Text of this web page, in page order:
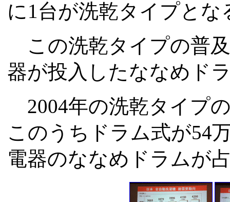
に1台が洗乾タイプとな
この洗乾タイプの普
器が投入したななめド
2004年の洗乾タイプ
このうちドラム式が54
電器のななめドラムが